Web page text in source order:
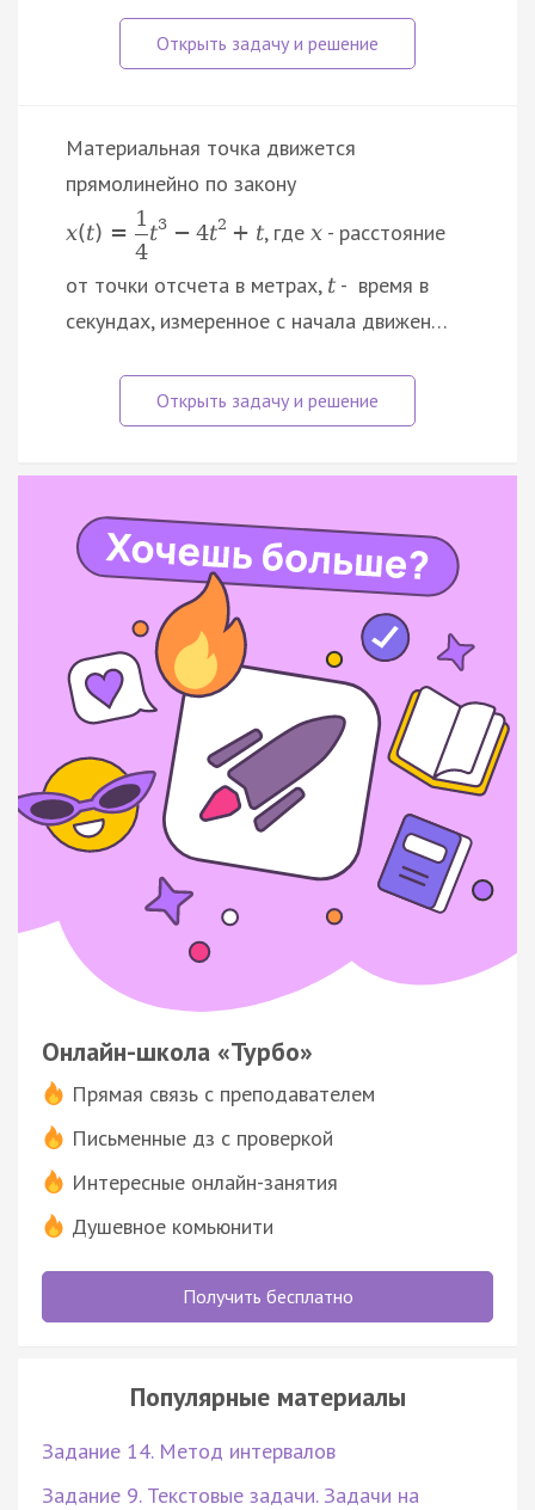
Материальная точка движется
прямолинейно по закону
x(t) =
1
4
t3 − 4t2 + t, где x- расстояние
от точки отсчета в метрах, t - время в
секундах, измеренное с начала движен…
Онлайн-школа «Турбо»
Прямая связь с преподавателем
Письменные дз с проверкой
Интересные онлайн-занятия
Душевное комьюнити
Получить бесплатно
Популярные материалы
Задание 14. Метод интервалов
Задание 9. Текстовые задачи. Задачи на